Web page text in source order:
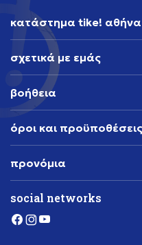
κατάστημα tike! αθήνα
σχετικά με εμάς
βοήθεια
όροι και προϋποθέσεις
προνόμια
social networks